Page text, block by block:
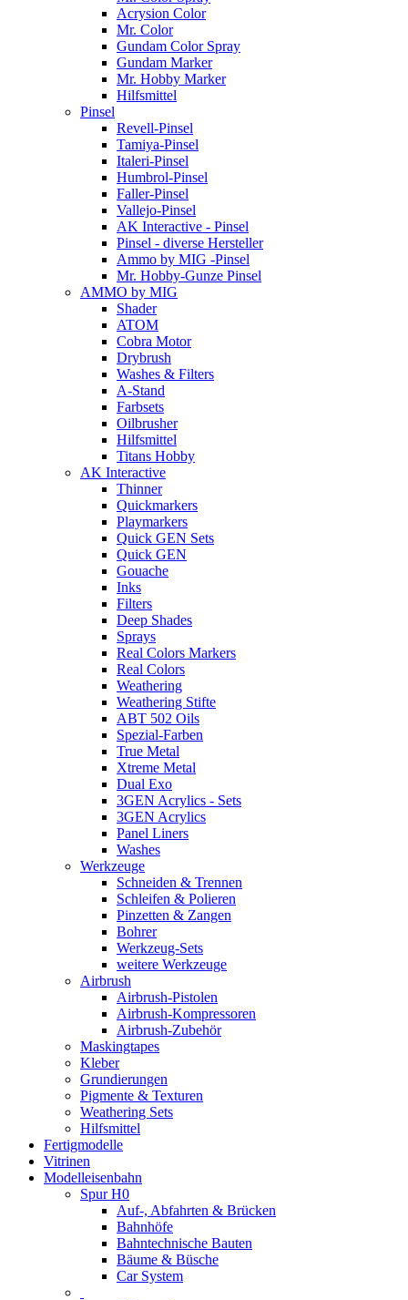
Acrysion Color
Mr. Color
Gundam Color Spray
Gundam Marker
Mr. Hobby Marker
Hilfsmittel
Pinsel
Revell-Pinsel
Tamiya-Pinsel
Italeri-Pinsel
Humbrol-Pinsel
Faller-Pinsel
Vallejo-Pinsel
AK Interactive - Pinsel
Pinsel - diverse Hersteller
Ammo by MIG -Pinsel
Mr. Hobby-Gunze Pinsel
AMMO by MIG
Shader
ATOM
Cobra Motor
Drybrush
Washes & Filters
A-Stand
Farbsets
Oilbrusher
Hilfsmittel
Titans Hobby
AK Interactive
Thinner
Quickmarkers
Playmarkers
Quick GEN Sets
Quick GEN
Gouache
Inks
Filters
Deep Shades
Sprays
Real Colors Markers
Real Colors
Weathering
Weathering Stifte
ABT 502 Oils
Spezial-Farben
True Metal
Xtreme Metal
Dual Exo
3GEN Acrylics - Sets
3GEN Acrylics
Panel Liners
Washes
Werkzeuge
Schneiden & Trennen
Schleifen & Polieren
Pinzetten & Zangen
Bohrer
Werkzeug-Sets
weitere Werkzeuge
Airbrush
Airbrush-Pistolen
Airbrush-Kompressoren
Airbrush-Zubehör
Maskingtapes
Kleber
Grundierungen
Pigmente & Texturen
Weathering Sets
Hilfsmittel
Fertigmodelle
Vitrinen
Modelleisenbahn
Spur H0
Auf-, Abfahrten & Brücken
Bahnhöfe
Bahntechnische Bauten
Bäume & Büsche
Car System